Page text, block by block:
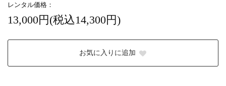
レンタル価格：
13,000円(税込14,300円)
お気に入りに追加